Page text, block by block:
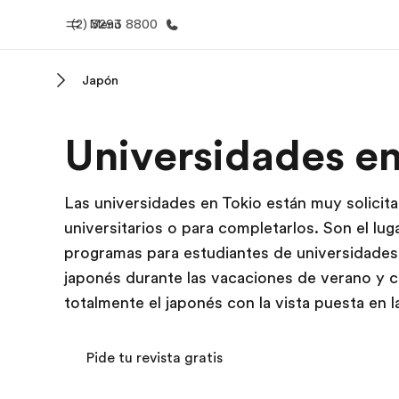
Menú
(2) 3293 8800
Bienvenido a EF Ver todo lo
Japón
Universidades
Las universidades en Tokio están muy
universitarios o para completarlos. Son el
programas para estudiantes de
japonés durante las vacaciones de verano y
totalmente el japonés con la vista puesta en
Pide tu revista gratis